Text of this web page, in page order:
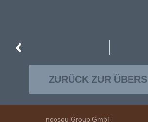
ZURÜCK ZUR
noosou Group GmbH